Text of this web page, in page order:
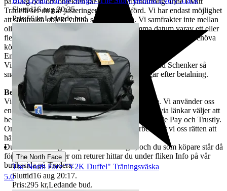
Tradera ser du när justeringen är genomförd. Vi har endast möjlighet
att samfrakta objekt vunna samma datum. Vi samfrakter inte mellan
olika veckor. Om du köper flera objekt samma datum varav ett eller
flera är markerade med "SAMFRAKTAS EJ" kommer du behöva
köpa extra frakter. I dessa fall kommer vi kontakta dig.
Endast köpare inom EU / Only buyers within EU.
Vi samarbetar med Schenker. Varorna skickas med Schenker så
snabbt som möjligt och alltid inom 5 arbetsdagar efter betalning.
Betalning och ångerrätt
Vid vunnen auktion bör betalning ske omgående. Vi använder oss
endast av Traderabetalning, vilket innebär att du via länkar väljer att
betala med Swish, kort, Klarna, Apple Pay, Google Pay och Trustly.
Om betalning inte skett inom fem dagar förbehåller vi oss rätten att
häva köpet.
Du har rätt att ångra köpet inom 14 dagar, och du som köpare står då
för returfrakten. Mer om returer hittar du under fliken Info på vår
butikssida på Tradera.
5.0
Sluttid16 aug 20:35.
Pris:56 kr,Ledande bud.
The North Face
The North Face "Y2K Duffel" Träningsväska
Sluttid16 aug 20:17.
Pris:295 kr,Ledande bud.